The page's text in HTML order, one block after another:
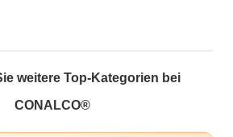
von 5 von 5 Sternen
weitere Top-Kategorien bei
CONALCO®